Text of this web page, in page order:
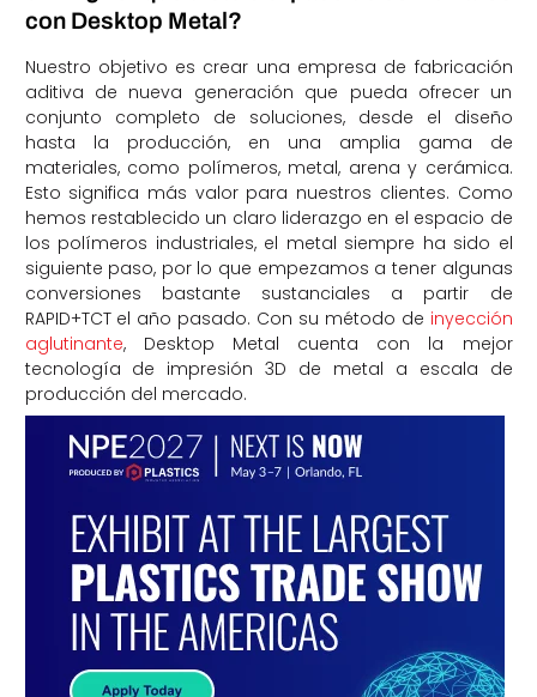
con Desktop Metal?
Nuestro objetivo es crear una empresa de fabricación
aditiva de nueva generación que pueda ofrecer un
conjunto completo de soluciones, desde el diseño
hasta la producción, en una amplia gama de
materiales, como polímeros, metal, arena y cerámica.
Esto significa más valor para nuestros clientes. Como
hemos restablecido un claro liderazgo en el espacio de
los polímeros industriales, el metal siempre ha sido el
siguiente paso, por lo que empezamos a tener algunas
conversiones bastante sustanciales a partir de
RAPID+TCT el año pasado. Con su método de inyección
aglutinante, Desktop Metal cuenta con la mejor
tecnología de impresión 3D de metal a escala de
producción del mercado.